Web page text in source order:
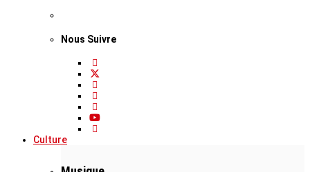
Nous Suivre
Culture